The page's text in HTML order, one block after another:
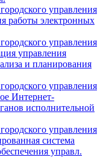
управления
работы электронных
управления
управления
и планирования
управления
Интернет-
исполнительной
управления
система
управл.